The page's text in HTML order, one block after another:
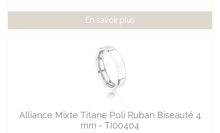
En savoir plus
Alliance Mixte Titane Poli Ruban Biseauté 4
mm - TI00404